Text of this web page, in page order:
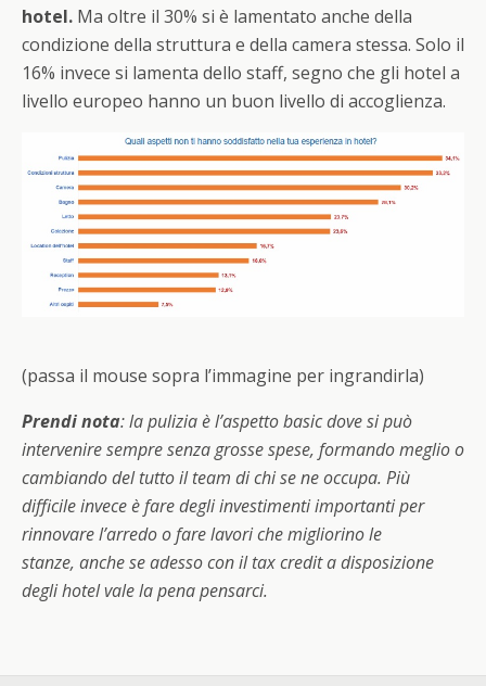
hotel. Ma oltre il 30% si è lamentato anche della
condizione della struttura e della camera stessa. Solo il
16% invece si lamenta dello staff, segno che gli hotel a
livello europeo hanno un buon livello di accoglienza.
(passa il mouse sopra l’immagine per ingrandirla)
Prendi nota: la pulizia è l’aspetto basic dove si può
intervenire sempre senza grosse spese, formando meglio o
cambiando del tutto il team di chi se ne occupa. Più
difficile invece è fare degli investimenti importanti per
rinnovare l’arredo o fare lavori che migliorino le
stanze, anche se adesso con il tax credit a disposizione
degli hotel vale la pena pensarci.